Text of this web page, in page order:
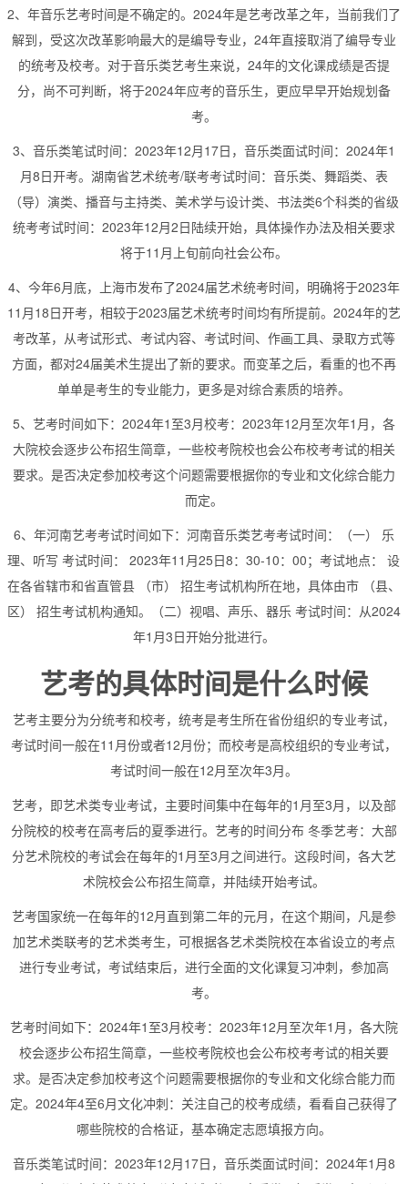
2、年音乐艺考时间是不确定的。2024年是艺考改革之年，当前我们了
解到，受这次改革影响最大的是编导专业，24年直接取消了编导专业
的统考及校考。对于音乐类艺考生来说，24年的文化课成绩是否提
分，尚不可判断，将于2024年应考的音乐生，更应早早开始规划备
考。
3、音乐类笔试时间：2023年12月17日，音乐类面试时间：2024年1
月8日开考。湖南省艺术统考/联考考试时间：音乐类、舞蹈类、表
（导）演类、播音与主持类、美术学与设计类、书法类6个科类的省级
统考考试时间：2023年12月2日陆续开始，具体操作办法及相关要求
将于11月上旬前向社会公布。
4、今年6月底，上海市发布了2024届艺术统考时间，明确将于2023年
11月18日开考，相较于2023届艺术统考时间均有所提前。2024年的艺
考改革，从考试形式、考试内容、考试时间、作画工具、录取方式等
方面，都对24届美术生提出了新的要求。而变革之后，看重的也不再
单单是考生的专业能力，更多是对综合素质的培养。
5、艺考时间如下：2024年1至3月校考：2023年12月至次年1月，各
大院校会逐步公布招生简章，一些校考院校也会公布校考考试的相关
要求。是否决定参加校考这个问题需要根据你的专业和文化综合能力
而定。
6、年河南艺考考试时间如下：河南音乐类艺考考试时间：（一） 乐
理、听写 考试时间： 2023年11月25日8：30-10：00；考试地点： 设
在各省辖市和省直管县 （市） 招生考试机构所在地，具体由市 （县、
区） 招生考试机构通知。（二）视唱、声乐、器乐 考试时间：从2024
年1月3日开始分批进行。
艺考的具体时间是什么时候
艺考主要分为分统考和校考，统考是考生所在省份组织的专业考试，
考试时间一般在11月份或者12月份；而校考是高校组织的专业考试，
考试时间一般在12月至次年3月。
艺考，即艺术类专业考试，主要时间集中在每年的1月至3月，以及部
分院校的校考在高考后的夏季进行。艺考的时间分布 冬季艺考：大部
分艺术院校的考试会在每年的1月至3月之间进行。这段时间，各大艺
术院校会公布招生简章，并陆续开始考试。
艺考国家统一在每年的12月直到第二年的元月，在这个期间，凡是参
加艺术类联考的艺术类考生，可根据各艺术类院校在本省设立的考点
进行专业考试，考试结束后，进行全面的文化课复习冲刺，参加高
考。
艺考时间如下：2024年1至3月校考：2023年12月至次年1月，各大院
校会逐步公布招生简章，一些校考院校也会公布校考考试的相关要
求。是否决定参加校考这个问题需要根据你的专业和文化综合能力而
定。2024年4至6月文化冲刺：关注自己的校考成绩，看看自己获得了
哪些院校的合格证，基本确定志愿填报方向。
音乐类笔试时间：2023年12月17日，音乐类面试时间：2024年1月8